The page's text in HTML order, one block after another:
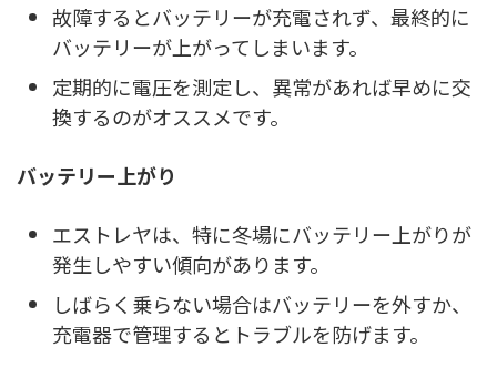
故障するとバッテリーが充電されず、最終的に
バッテリーが上がってしまいます。
定期的に電圧を測定し、異常があれば早めに交
換するのがオススメです。
バッテリー上がり
エストレヤは、特に冬場にバッテリー上がりが
発生しやすい傾向があります。
しばらく乗らない場合はバッテリーを外すか、
充電器で管理するとトラブルを防げます。